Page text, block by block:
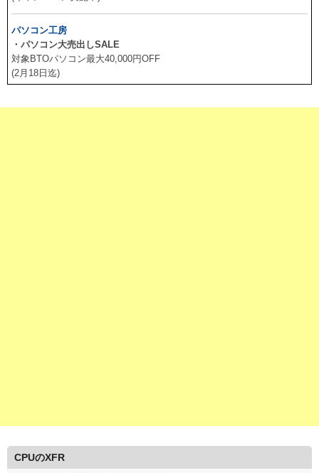
パソコン工房
・パソコン大売出しSALE
対象BTOパソコン最大40,000円OFF
(2月18日迄)
CPUのXFR